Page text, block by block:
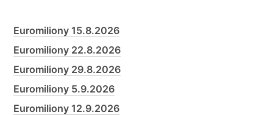
Euromiliony 15.8.2026
Euromiliony 22.8.2026
Euromiliony 29.8.2026
Euromiliony 5.9.2026
Euromiliony 12.9.2026